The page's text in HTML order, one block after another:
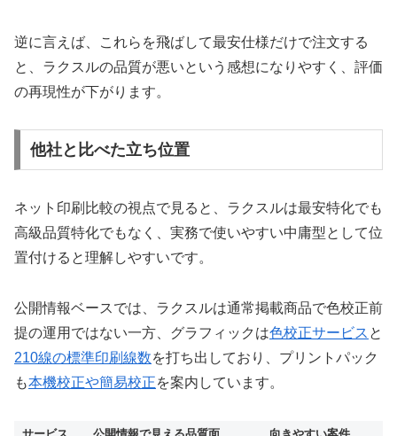
逆に言えば、これらを飛ばして最安仕様だけで注文する
と、ラクスルの品質が悪いという感想になりやすく、評価
の再現性が下がります。
他社と比べた立ち位置
ネット印刷比較の視点で見ると、ラクスルは最安特化でも
高級品質特化でもなく、実務で使いやすい中庸型として位
置付けると理解しやすいです。
公開情報ベースでは、ラクスルは通常掲載商品で色校正前
提の運用ではない一方、グラフィックは色校正サービス と
210線の標準印刷線数を打ち出しており、プリントパック
も本機校正や簡易校正を案内しています。